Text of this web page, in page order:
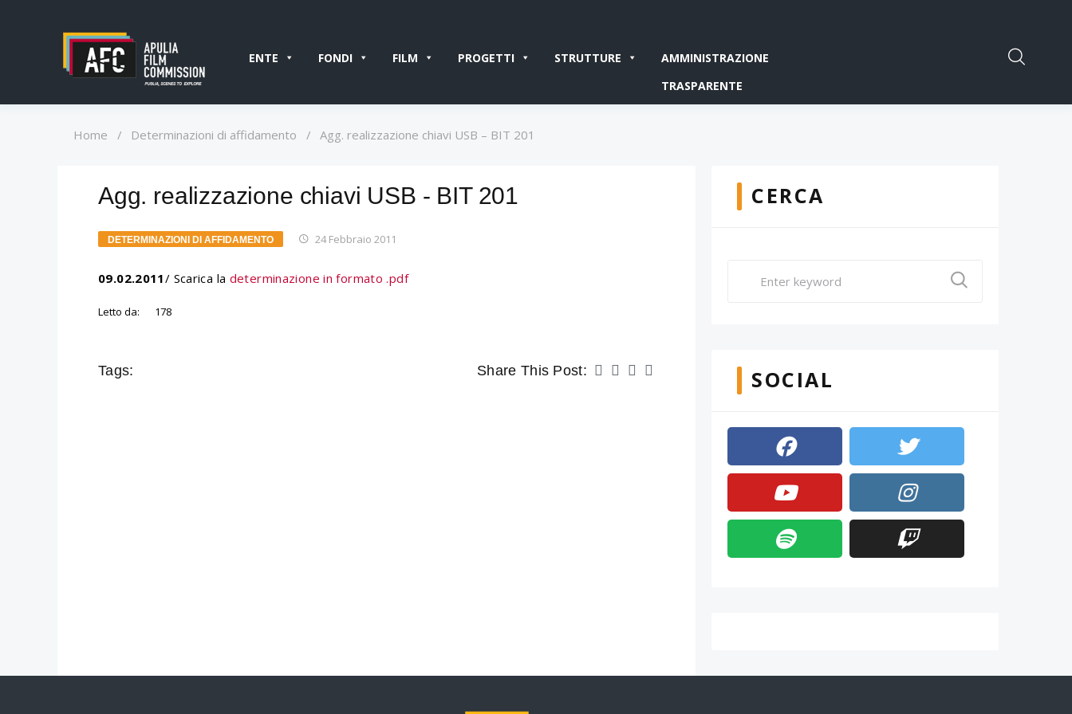
ENTE FONDI FILM PROGETTI STRUTTURE
AMMINISTRAZIONE
TRASPARENTE
Home / Determinazioni di affidamento / Agg. realizzazione chiavi USB – BIT 201
Agg. realizzazione chiavi USB - BIT 201
DETERMINAZIONI DI AFFIDAMENTO 24 Febbraio 2011
09.02.2011/ Scarica la determinazione in formato .pdf
Letto da: 178
Tags: Share This Post:
CERCA
SOCIAL